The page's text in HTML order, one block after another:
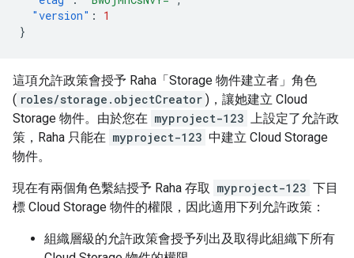
"version" :
1
}
這項允許政策會授予 Raha「Storage 物件建立者」角色
( roles/storage.objectCreator )，讓她建立 Cloud
Storage 物件。由於您在 myproject-123 上設定了允許政
策，Raha 只能在 myproject-123 中建立 Cloud Storage
物件。
現在有兩個角色繫結授予 Raha 存取 myproject-123 下目
標 Cloud Storage 物件的權限，因此適用下列允許政策：
組織層級的允許政策會授予列出及取得此組織下所有